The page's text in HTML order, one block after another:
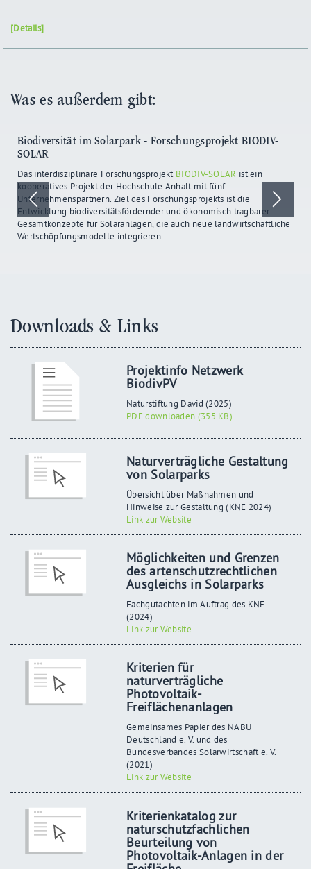
[Details]
Was es außerdem gibt:
Biodiversität im Solarpark - Forschungsprojekt BIODIV-
SOLAR
Das interdisziplinäre Forschungsprojekt BIODIV-SOLAR ist ein
kooperatives Projekt der Hochschule Anhalt mit fünf
Unternehmenspartnern. Ziel des Forschungsprojekts ist die
Entwicklung biodiversitätsfördernder und ökonomisch tragbarer
Gesamtkonzepte für Solaranlagen, die auch neue landwirtschaftliche
Wertschöpfungsmodelle integrieren.
Downloads & Links
Projektinfo Netzwerk
BiodivPV
Naturstiftung David (2025)
PDF downloaden (355 KB)
Naturverträgliche Gestaltung
von Solarparks
Übersicht über Maßnahmen und
Hinweise zur Gestaltung (KNE 2024)
Link zur Website
Möglichkeiten und Grenzen
des artenschutzrechtlichen
Ausgleichs in Solarparks
Fachgutachten im Auftrag des KNE
(2024)
Link zur Website
Kriterien für
naturverträgliche
Photovoltaik-
Freiflächenanlagen
Gemeinsames Papier des NABU
Deutschland e. V. und des
Bundesverbandes Solarwirtschaft e. V.
(2021)
Link zur Website
Kriterienkatalog zur
naturschutzfachlichen
Beurteilung von
Photovoltaik-Anlagen in der